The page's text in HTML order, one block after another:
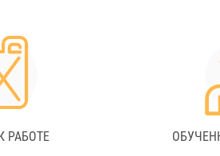
РАБОТЕ